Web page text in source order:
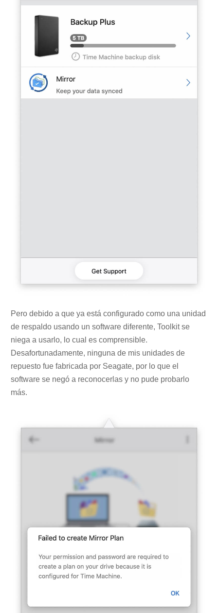
Pero debido a que ya está configurado como una unidad
de respaldo usando un software diferente, Toolkit se
niega a usarlo, lo cual es comprensible.
Desafortunadamente, ninguna de mis unidades de
repuesto fue fabricada por Seagate, por lo que el
software se negó a reconocerlas y no pude probarlo
más.